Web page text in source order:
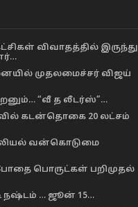
விவாதத்தில் இருந்து
முதலமைச்சர் விஜய்
“வீ த லீடர்ஸ்”…
கடன்தொகை 20 லட்சம்
வன்கொடுமை
போதை பொருட்கள் பறிமுதல்
நஷ்டம் … ஜூன் 15…